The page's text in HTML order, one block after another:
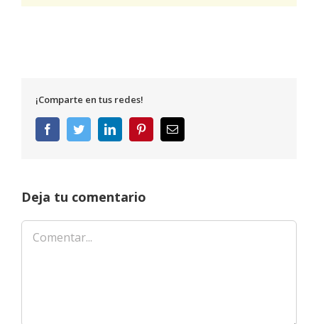
¡Comparte en tus redes!
FacebookTwitterLinkedInPinterestCorreo
electrónico
Deja tu comentario
Comentar